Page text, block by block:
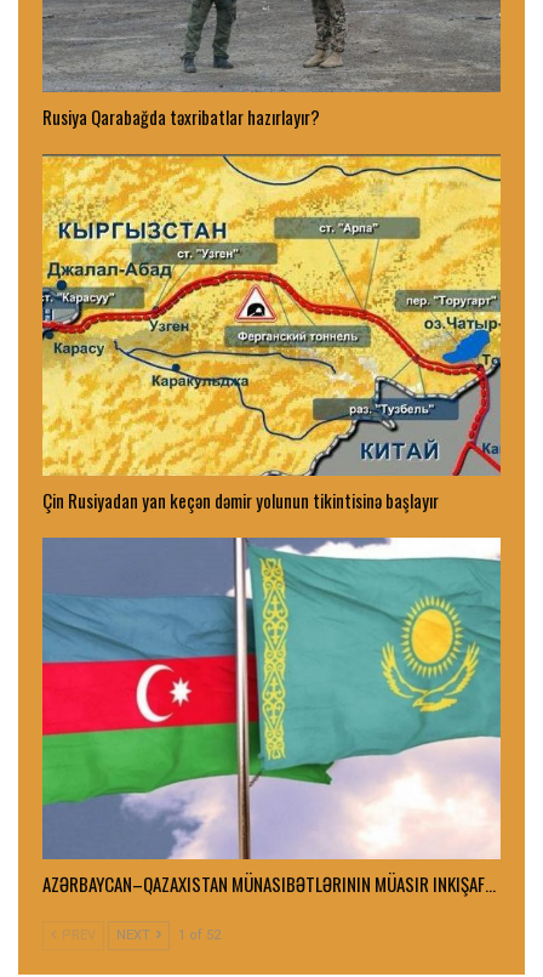
Rusiya Qarabağda təxribatlar hazırlayır?
Çin Rusiyadan yan keçən dəmir yolunun tikintisinə başlayır
AZƏRBAYCAN–QAZAXISTAN MÜNASIBƏTLƏRININ MÜASIR INKIŞAF…
PREV NEXT 1 of 52